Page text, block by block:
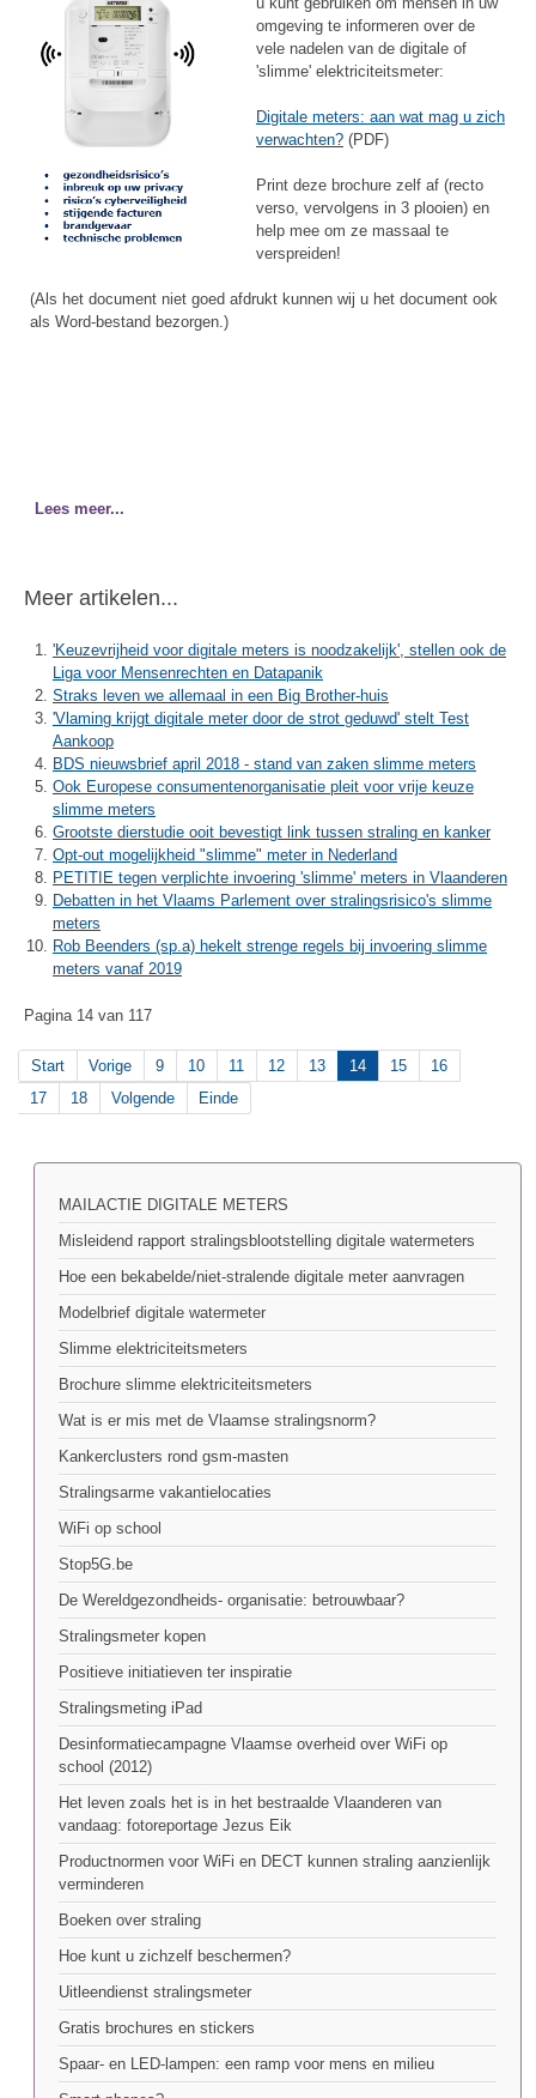
omgeving te informeren over de
vele nadelen van de digitale of
'slimme' elektriciteitsmeter:
Digitale meters: aan wat mag u zich
verwachten? (PDF)
Print deze brochure zelf af (recto
verso, vervolgens in 3 plooien) en
help mee om ze massaal te
verspreiden!
(Als het document niet goed afdrukt kunnen wij u het document ook
als Word-bestand bezorgen.)
Lees meer...
Meer artikelen...
'Keuzevrijheid voor digitale meters is noodzakelijk', stellen ook de
Liga voor Mensenrechten en Datapanik
Straks leven we allemaal in een Big Brother-huis
'Vlaming krijgt digitale meter door de strot geduwd' stelt Test
Aankoop
BDS nieuwsbrief april 2018 - stand van zaken slimme meters
Ook Europese consumentenorganisatie pleit voor vrije keuze
slimme meters
Grootste dierstudie ooit bevestigt link tussen straling en kanker
Opt-out mogelijkheid "slimme" meter in Nederland
PETITIE tegen verplichte invoering 'slimme' meters in Vlaanderen
Debatten in het Vlaams Parlement over stralingsrisico's slimme
meters
Rob Beenders (sp.a) hekelt strenge regels bij invoering slimme
meters vanaf 2019
Pagina 14 van 117
Start Vorige 9 10 11 12 13 14 15
16
17
18 Volgende Einde
MAILACTIE DIGITALE METERS
Misleidend rapport stralingsblootstelling digitale watermeters
Hoe een bekabelde/niet-stralende digitale meter aanvragen
Modelbrief digitale watermeter
Slimme elektriciteitsmeters
Brochure slimme elektriciteitsmeters
Wat is er mis met de Vlaamse stralingsnorm?
Kankerclusters rond gsm-masten
Stralingsarme vakantielocaties
WiFi op school
Stop5G.be
De Wereldgezondheids- organisatie: betrouwbaar?
Stralingsmeter kopen
Positieve initiatieven ter inspiratie
Stralingsmeting iPad
Desinformatiecampagne Vlaamse overheid over WiFi op
school (2012)
Het leven zoals het is in het bestraalde Vlaanderen van
vandaag: fotoreportage Jezus Eik
Productnormen voor WiFi en DECT kunnen straling aanzienlijk
verminderen
Boeken over straling
Hoe kunt u zichzelf beschermen?
Uitleendienst stralingsmeter
Gratis brochures en stickers
Spaar- en LED-lampen: een ramp voor mens en milieu